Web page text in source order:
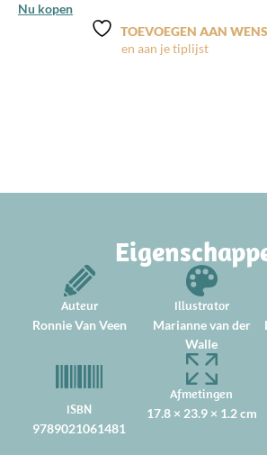
Nu kopen
TOEVOEGEN AAN
Auteur
Ronnie Van Veen
Illustrator
Marianne van der
Walle
ISBN
9789021061481
Afmetingen
17.8 × 23.9 × 1.2 cm